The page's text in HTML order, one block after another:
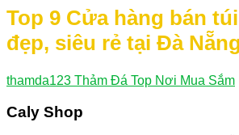
Top 9 Cửa hàng bán
đẹp, siêu rẻ tại Đà
thamda123 Thảm Đá Top Nơi Mua Sắm
Caly Shop